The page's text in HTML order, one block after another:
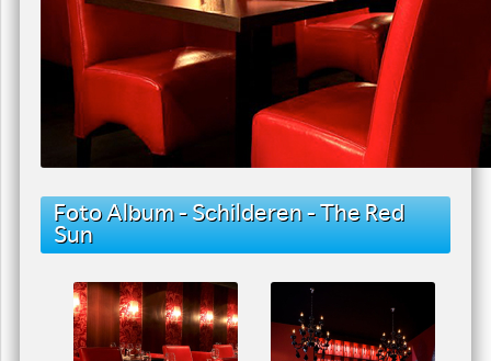
Foto Album - Schilderen - The Red
Sun